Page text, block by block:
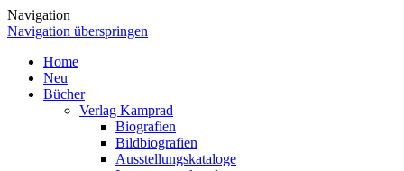
Navigation
Navigation überspringen
Home
Neu
Bücher
Verlag Kamprad
Biografien
Bildbiografien
Ausstellungskataloge